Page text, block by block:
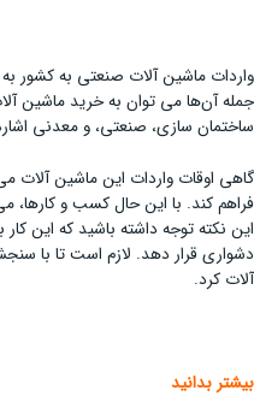
واردات ماشین آلات صنعتی به کشور
جمله آن‌ها می توان به خرید ماشین
ساختمان سازی، صنعتی، و معدنی
گاهی اوقات واردات این ماشین آلات
فراهم کند. با این حال کسب و کارها،
این نکته توجه داشته باشید که این
دشواری قرار دهد. لازم است تا با
آلات کرد.
بیشتر بدانید